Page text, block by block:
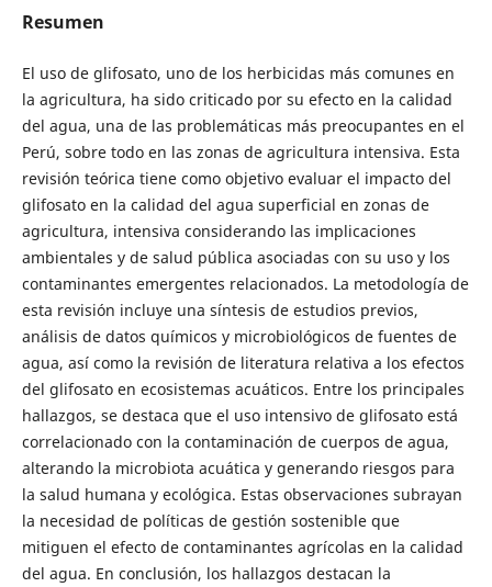
Resumen
El uso de glifosato, uno de los herbicidas más comunes en
la agricultura, ha sido criticado por su efecto en la calidad
del agua, una de las problemáticas más preocupantes en el
Perú, sobre todo en las zonas de agricultura intensiva. Esta
revisión teórica tiene como objetivo evaluar el impacto del
glifosato en la calidad del agua superficial en zonas de
agricultura, intensiva considerando las implicaciones
ambientales y de salud pública asociadas con su uso y los
contaminantes emergentes relacionados. La metodología de
esta revisión incluye una síntesis de estudios previos,
análisis de datos químicos y microbiológicos de fuentes de
agua, así como la revisión de literatura relativa a los efectos
del glifosato en ecosistemas acuáticos. Entre los principales
hallazgos, se destaca que el uso intensivo de glifosato está
correlacionado con la contaminación de cuerpos de agua,
alterando la microbiota acuática y generando riesgos para
la salud humana y ecológica. Estas observaciones subrayan
la necesidad de políticas de gestión sostenible que
mitiguen el efecto de contaminantes agrícolas en la calidad
del agua. En conclusión, los hallazgos destacan la